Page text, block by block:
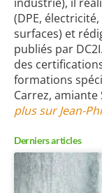
(DPE,
surfaces) et
publiés par
des
formations
Carrez, amiante
plus sur Jean-
Derniers articles